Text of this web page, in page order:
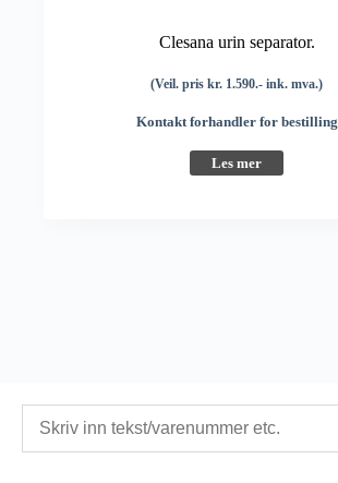
Clesana urin separator.
(Veil. pris kr. 1.590.- ink. mva.)
Kontakt forhandler for bestilling
Les mer